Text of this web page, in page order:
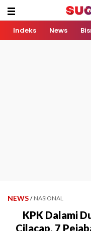
Indeks News
NEWS / NASIONAL
KPK Dalami
Cilacap, 7